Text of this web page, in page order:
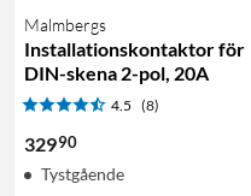
Malmbergs
Installationskontaktor för
DIN-skena 2-pol, 20A
4.5 (8)
32990
Tystgående